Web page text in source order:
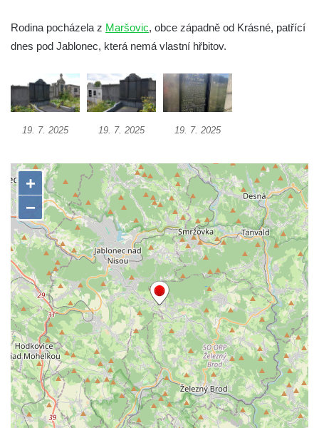
Hrob Josefa Adlera na hřbitově v Dolním
Podluží
Dolním Podluží
Hrob rodiny Meisel na hřbitově v Dolním
Podluží
Podluží
Hrob rodiny Stolle na hřbitově v Horním
Podluží
Hrob rodiny Pergeltových na hřbitově v
Horním Podluží
Hrob Václava Valouška na hřbitově v
Račicích
Hrob rodiny Hankovy na hřbitově v Račicích
Hrob Josefa Kolínského na hřbitově v
Račicích
Hrob Josefa Marka na hřbitově v Račicích
Hrob rodiny Fuxovy na hřbitově v Hostíně u
Vojkovic
Rodina pocházela z Maršovic, obce západně od Krásné, patřící
dnes pod Jablonec, která nemá vlastní hřbitov.
19. 7. 2025 19. 7. 2025 19. 7. 2025